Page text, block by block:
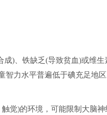
)、铁缺乏(导致贫血)或维
力水平普遍低于碘充足地区
觉)的环境，可能限制大脑